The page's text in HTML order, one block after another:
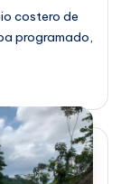
costero de
programado,